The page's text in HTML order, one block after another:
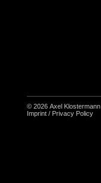
© 2026 Axel Klostermann
Imprint / Privacy Policy